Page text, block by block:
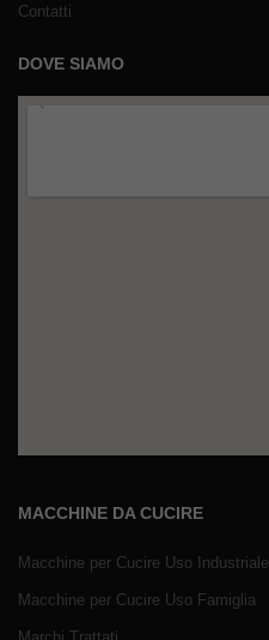
Contatti
DOVE SIAMO
MACCHINE DA CUCIRE
Macchine per Cucire Uso Industriale
Macchine per Cucire Uso Famiglia